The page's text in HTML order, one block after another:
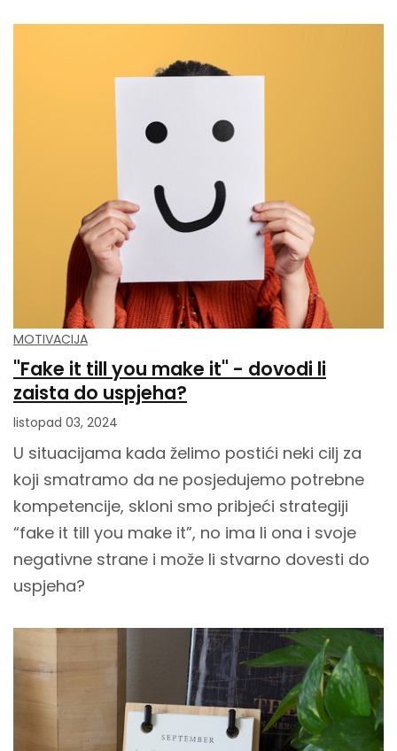
MOTIVACIJA
"Fake it till you make it" - dovodi li
zaista do uspjeha?
listopad 03, 2024
U situacijama kada želimo postići neki cilj za
koji smatramo da ne posjedujemo potrebne
kompetencije, skloni smo pribjeći strategiji
“fake it till you make it”, no ima li ona i svoje
negativne strane i može li stvarno dovesti do
uspjeha?